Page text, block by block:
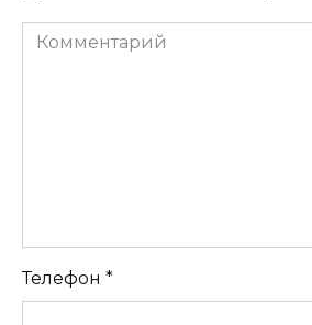
Комментарий
Телефон *